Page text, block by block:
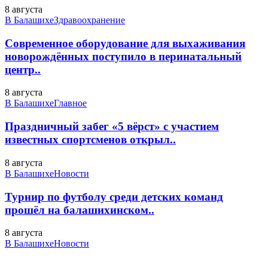
8 августа
В БалашихеЗдравоохранение
Современное оборудование для выхаживания
новорождённых поступило в перинатальный
центр..
8 августа
В БалашихеГлавное
Праздничный забег «5 вёрст» с участием
известных спортсменов открыл..
8 августа
В БалашихеНовости
Турнир по футболу среди детских команд
прошёл на балашихинском..
8 августа
В БалашихеНовости